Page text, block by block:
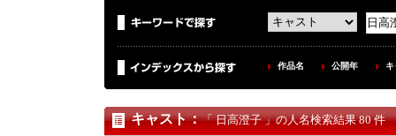
作品名 公開年
キャスト：「 日高澄子 」の人名検索結果 80 件